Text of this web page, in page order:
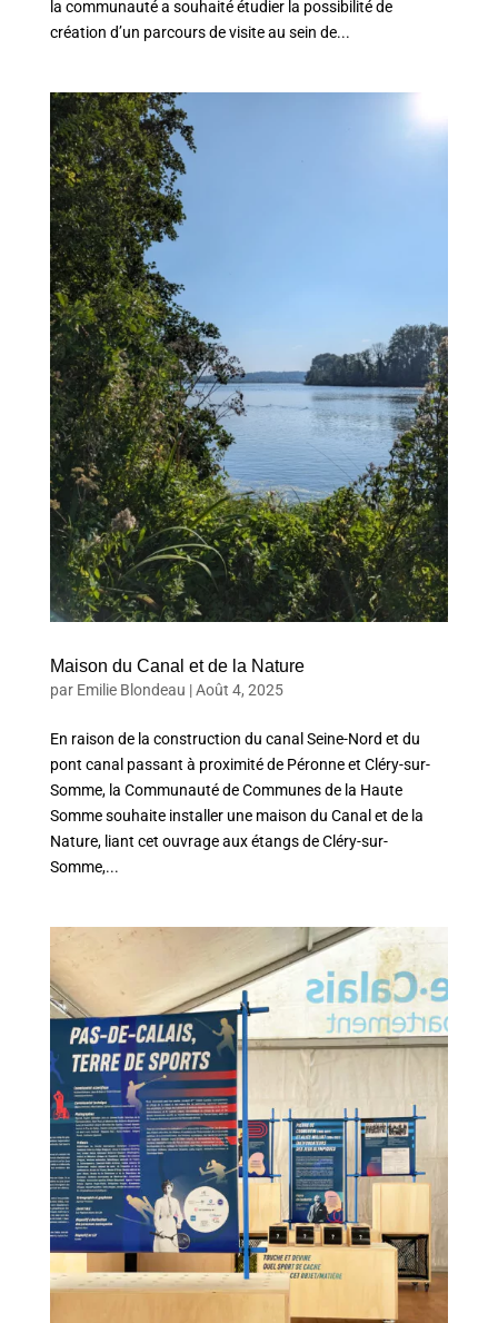
la communauté a souhaité étudier la possibilité de
création d’un parcours de visite au sein de...
Maison du Canal et de la Nature
par Emilie Blondeau |Août 4, 2025
En raison de la construction du canal Seine-Nord et du
pont canal passant à proximité de Péronne et Cléry-sur-
Somme, la Communauté de Communes de la Haute
Somme souhaite installer une maison du Canal et de la
Nature, liant cet ouvrage aux étangs de Cléry-sur-
Somme,...